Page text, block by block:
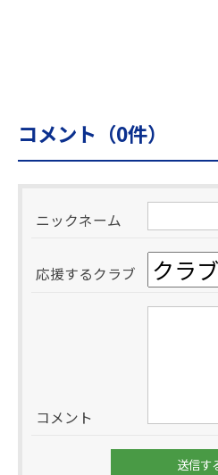
コメント（0件）
ニックネーム
応援するクラブ
コメント